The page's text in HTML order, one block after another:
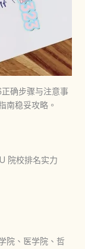
确步骤与注意事
南稳妥攻略。
院校排名实力
院、医学院、哲